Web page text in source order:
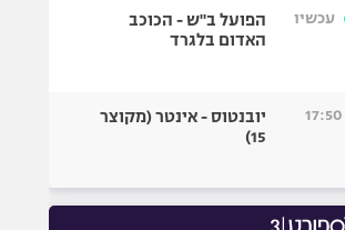
בייסבול MLB
ספורט אתגרי
גיימינג E-Sports
עכשיו
הפועל ב"ש - הכוכב
האדום בלגרד
17:50
יובנטוס - אינטר (מקוצר
15)